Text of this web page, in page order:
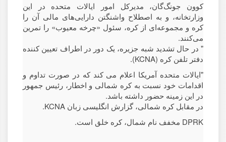
کوون جونگ‌گان، مدیرکل امور ایالات متحده در این
وزارتخانه، و به اصطلاح واشنگتن دارایی‌های مالی آن را
کره و مجموعه‌ای از کره، سئول «چرخه معیوب» را تمرین
می‌کنند.
" در حال تشدید شبه جزیره، یک دور در اطراف تعیین کننده
دفتر تلفن کره (KCNA).
"ایالات متحده آمریکا اعلام می کند که در صورت تداوم و
اقدامات خود نسبت به کره شمالی و اخطار، رئیس جمهور
در این زمینه حضور داشته باشد.
در مقابل کره شمالی، گزارش انگلیسی زبان KCNA.
DPRK مخفف نام شمال، کره خلق است.